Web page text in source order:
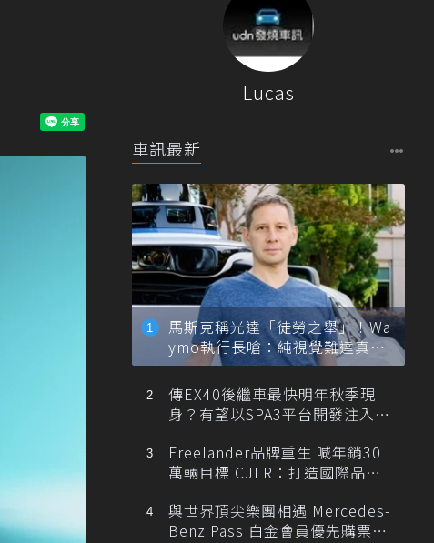
Lucas
車訊最新
馬斯克稱光達「徒勞之舉」！Wa
ymo執行長嗆：純視覺難達真正
自動駕駛
傳EX40後繼車最快明年秋季現
身？有望以SPA3平台開發注入80
Freelander品牌重生 喊年銷30
萬輛目標 CJLR：打造國際品牌
與世界頂尖樂團相遇 Mercedes-
Benz Pass 白金會員優先購票維